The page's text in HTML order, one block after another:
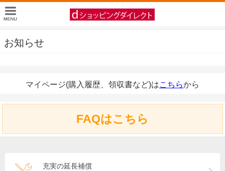
お知らせ
マイページ(購入履歴、領収書など)はこちらから
FAQはこちら
充実の延長補償